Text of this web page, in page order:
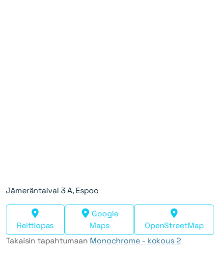
Jämeräntaival 3 A, Espoo
Reittiopas
Google
Maps
OpenStreetMap
Takaisin tapahtumaan Monochrome - kokous 2